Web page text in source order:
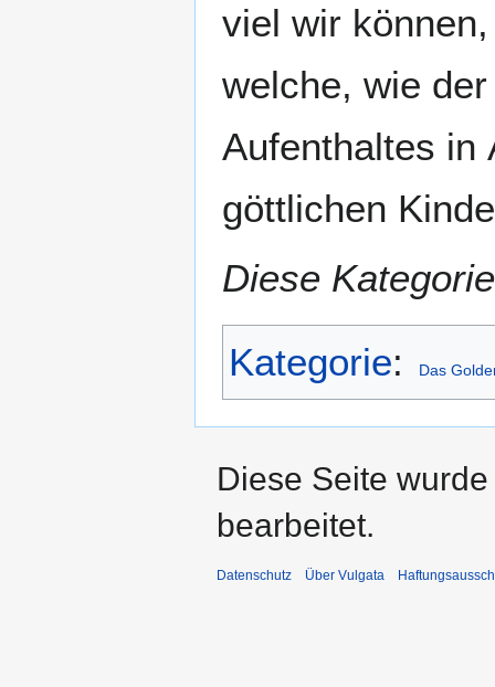
viel wir
welche, wie
Aufenthaltes in
göttlichen
Diese
Kategorie: Das
Diese Seite
bearbeitet.
Datenschutz Über Vulgata